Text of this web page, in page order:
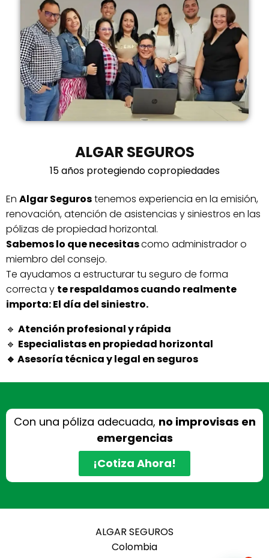
ALGAR SEGUROS
15 años protegiendo copropiedades
En Algar Segurostenemos experiencia en la emisión,
renovación, atención de asistencias y siniestros en las
pólizas de propiedad horizontal.
Sabemos lo que necesitascomo administrador o
miembro del consejo.
Te ayudamos a estructurar tu seguro de forma
correcta y te respaldamos cuando realmente
importa: El día del siniestro.
🔹 Atención profesional y rápida
🔹 Especialistas en propiedad horizontal
🔹 Asesoría técnica y legal en seguros
Con una póliza adecuada, no improvisas en
emergencias
¡Cotiza Ahora!
ALGAR SEGUROS
Colombia